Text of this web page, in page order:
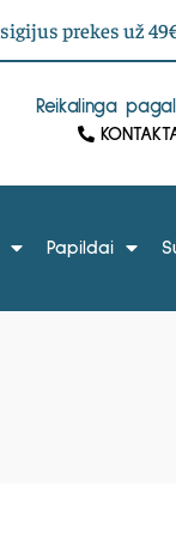
prekes už
Reikalinga
Papildai